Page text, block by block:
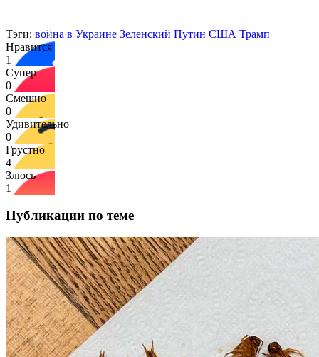
Тэги: война в Украине Зеленский Путин США Трамп
Нравится
1
Супер
0
Смешно
0
Удивительно
0
Грустно
4
Злюсь
1
Публикации по теме